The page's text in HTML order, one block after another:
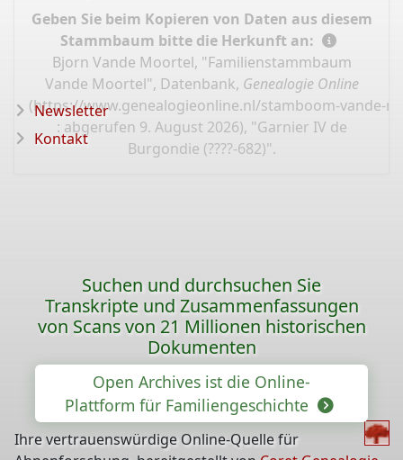
Geben Sie beim Kopieren von Daten aus diesem
Stammbaum bitte die Herkunft an:
Bjorn Vande Moortel, "Familienstammbaum
Vande Moortel", Datenbank, Genealogie Online
(https://www.genealogieonline.nl/stamboom-vande-
: abgerufen 9. August 2026), "Garnier IV de
Burgondie (????-682)".
Newsletter
Kontakt
Suchen und durchsuchen Sie
Transkripte und Zusammenfassungen
von Scans von 21 Millionen historischen
Dokumenten
Open Archives ist die Online-
Plattform für Familiengeschichte
Ihre vertrauenswürdige Online-Quelle für